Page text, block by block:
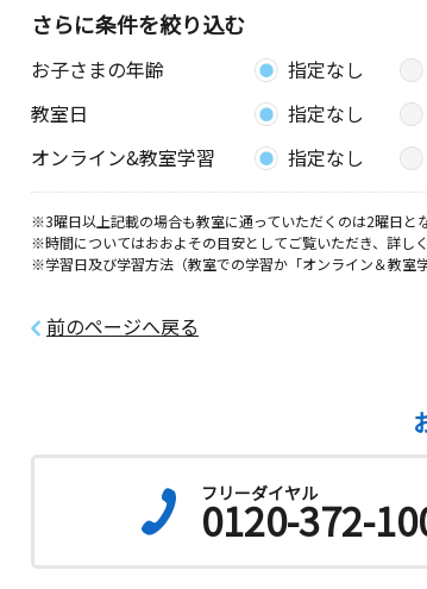
さらに条件を絞り込む
お子さまの年齢 指定なし
教室日
指定なし
オンライン&教室学習
指定なし
※3曜日以上記載の場合も教室に通っていただくのは2曜日とな
※時間についてはおおよその目安としてご覧いただき、詳し
※学習日及び学習方法（教室での学習か「オンライン＆教室
前のページへ戻る
フリーダイヤル
0120-372-